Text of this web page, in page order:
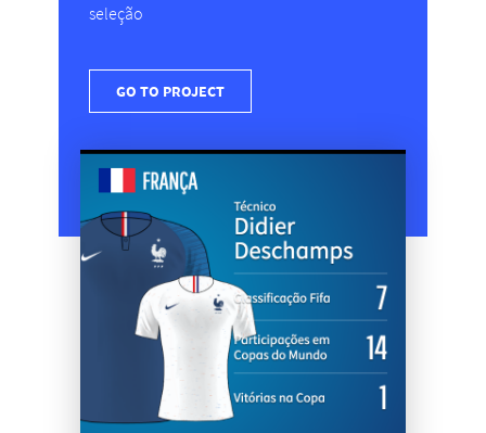
seleção
GO TO PROJECT